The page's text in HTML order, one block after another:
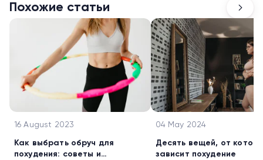
Похожие статьи
16 August 2023
Как выбрать обруч для
похудения: советы и
04 May 2024
Десять вещей, от
зависит похудение